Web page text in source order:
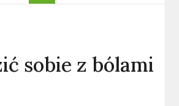
sobie z bólami